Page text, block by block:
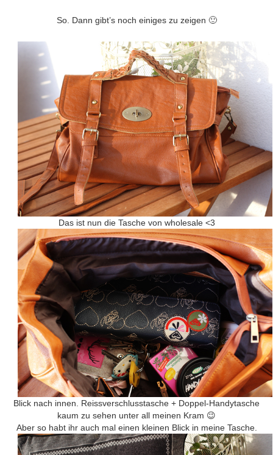
So. Dann gibt’s noch einiges zu zeigen 🙂
Das ist nun die Tasche von wholesale <3
Blick nach innen. Reissverschlusstasche + Doppel-Handytasche
kaum zu sehen unter all meinen Kram 😉
Aber so habt ihr auch mal einen kleinen Blick in meine Tasche.